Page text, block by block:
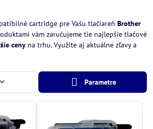
cartridge pre Vašu tlačiareň Brother
vám zaručujeme tie najlepšie tlačové
ceny na trhu. Využite aj aktuálne zľavy a
Parametre